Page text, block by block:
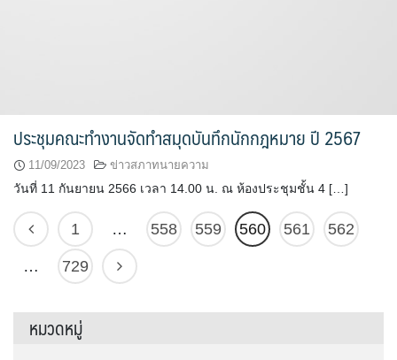
ประชุมคณะทำงานจัดทำสมุดบันทึกนักกฎหมาย ปี 2567
11/09/2023 ข่าวสภาทนายความ
วันที่ 11 กันยายน 2566 เวลา 14.00 น. ณ ห้องประชุมชั้น 4 […]
1 … 558 559 560 561 562
… 729
หมวดหมู่